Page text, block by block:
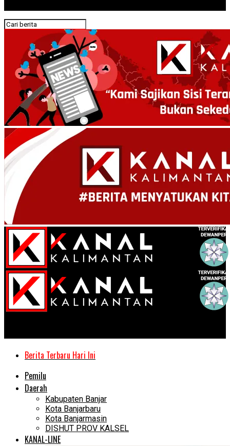
Berita Terbaru Hari Ini
Pemilu
Daerah
Kabupaten Banjar
Kota Banjarbaru
Kota Banjarmasin
DISHUT PROV KALSEL
KANAL-LINE